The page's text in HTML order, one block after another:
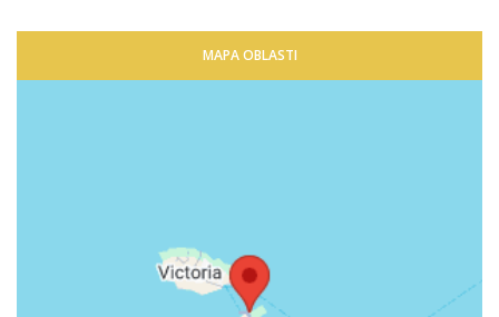
MAPA OBLASTI